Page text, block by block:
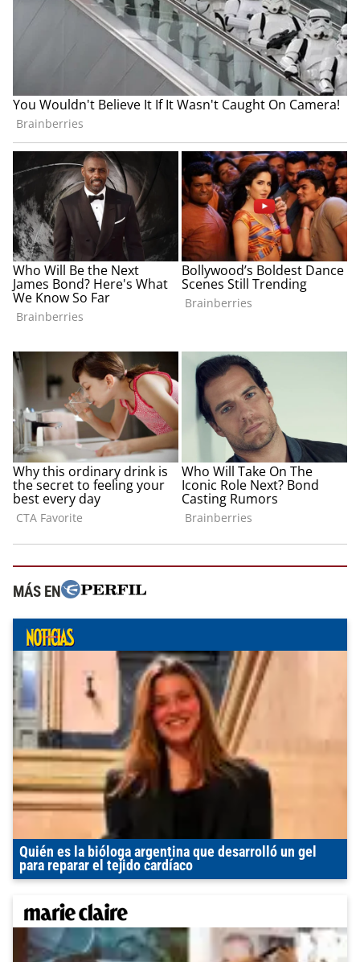
MÁS EN
Quién es la bióloga argentina que desarrolló un gel
para reparar el tejido cardíaco